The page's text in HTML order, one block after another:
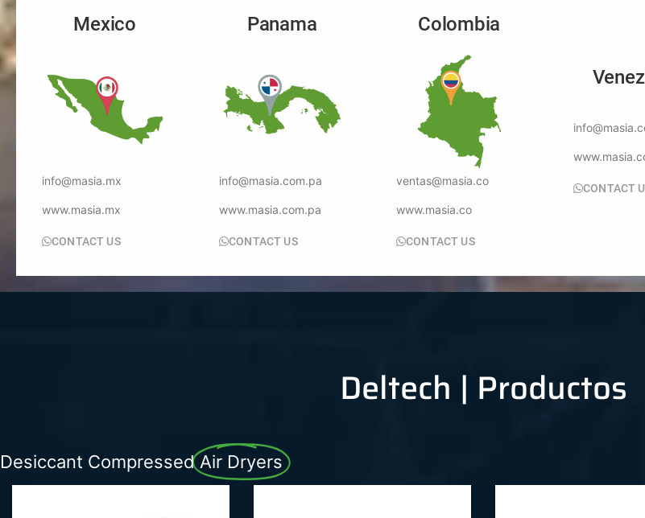
Mexico
info@masia.mx
www.masia.mx
CONTACT US
Panama
info@masia.com.pa
www.masia.com.pa
CONTACT US
Colombia
ventas@masia.co
www.masia.co
CONTACT US
CONTACT
Deltech | Productos
Desiccant CompressedAir Dryers